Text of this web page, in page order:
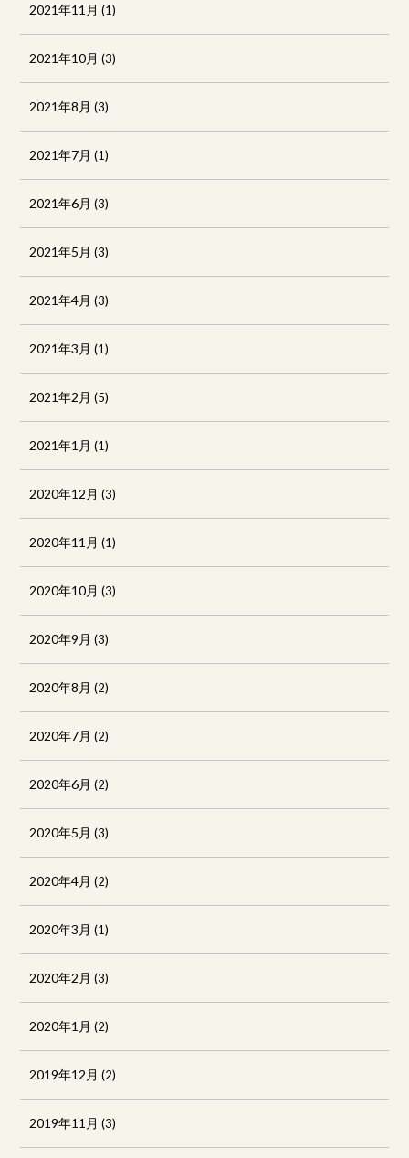
2021年11月 (1)
2021年10月 (3)
2021年8月 (3)
2021年7月 (1)
2021年6月 (3)
2021年5月 (3)
2021年4月 (3)
2021年3月 (1)
2021年2月 (5)
2021年1月 (1)
2020年12月 (3)
2020年11月 (1)
2020年10月 (3)
2020年9月 (3)
2020年8月 (2)
2020年7月 (2)
2020年6月 (2)
2020年5月 (3)
2020年4月 (2)
2020年3月 (1)
2020年2月 (3)
2020年1月 (2)
2019年12月 (2)
2019年11月 (3)